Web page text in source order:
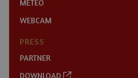
METEO
WEBCAM
PRESS
PARTNER
DOWNLOAD